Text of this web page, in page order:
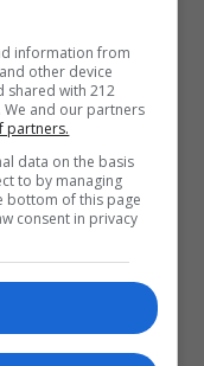
«Beauty and
ταξίδι του
Πάτμο
ήταν εδώ:
της
στο
κάλεσμα
information from
other device
shared with 212
We and our partners
partners.
data on the basis
to by managing
bottom of this page
consent in privacy